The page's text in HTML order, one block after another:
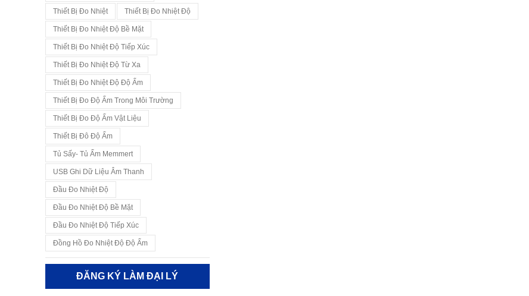
Thiết Bị Đo Nhiệt Thiết Bị Đo Nhiệt Độ
Thiết Bị Đo Nhiệt Độ Bề Mặt
Thiết Bị Đo Nhiệt Độ Tiếp Xúc
Thiết Bị Đo Nhiệt Độ Từ Xa
Thiết Bị Đo Nhiệt Độ Độ Ẩm
Thiết Bị Đo Độ Ẩm Trong Môi Trường
Thiết Bị Đo Độ Ẩm Vật Liệu
Thiết Bị Đô Độ Ẩm
Tủ Sấy- Tủ Ấm Memmert
USB Ghi Dữ Liệu Âm Thanh
Đầu Đo Nhiệt Độ
Đầu Đo Nhiệt Độ Bề Mặt
Đầu Đo Nhiệt Độ Tiếp Xúc
Đồng Hồ Đo Nhiệt Độ Độ Ẩm
ĐĂNG KÝ LÀM ĐẠI LÝ